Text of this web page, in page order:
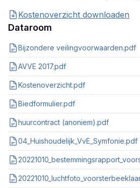
Kostenoverzicht downloaden
Dataroom
Bijzondere veilingvoorwaarden.pdf
AVVE 2017.pdf
Kostenoverzicht.pdf
Biedformulier.pdf
huurcontract (anoniem).pdf
04_Huishoudelijk_VvE_Symfonie.pdf